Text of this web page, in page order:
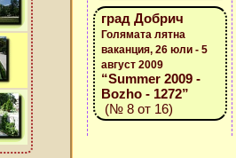
град Добрич
Голямата лятна
ваканция, 26 юли - 5
август 2009
“Summer 2009 -
Bozho - 1272”
(№ 8 от 16)